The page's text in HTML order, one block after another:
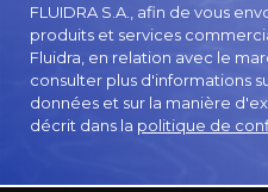
FLUIDRA S.A., afin de vous
produits et services
Fluidra, en relation avec le
consulter plus d'informations
données et sur la manière
décrit dans la politique de